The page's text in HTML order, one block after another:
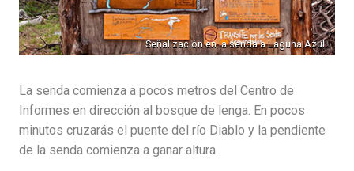
Señalización en la senda a Laguna Azul
La senda comienza a pocos metros del Centro de
Informes en dirección al bosque de lenga. En pocos
minutos cruzarás el puente del río Diablo y la pendiente
de la senda comienza a ganar altura.